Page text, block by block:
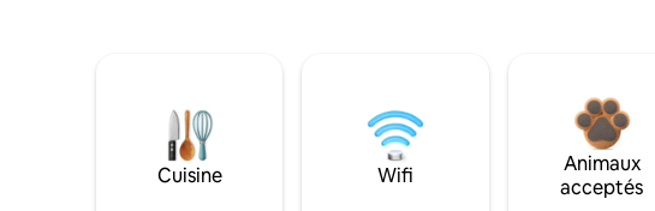
Cuisine Wifi
Animaux
acceptés